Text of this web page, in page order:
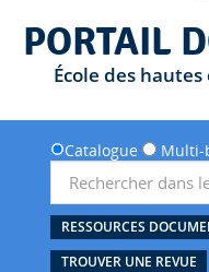
PORTAIL
École des
Catalogue Multi-
RESSOURCES
TROUVER UNE REVUE